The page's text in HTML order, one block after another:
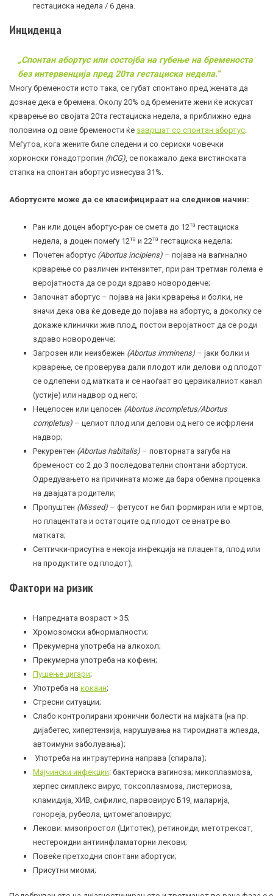
гестациска недела / 6 дена.
Инциденца
„Спонтан абортус или состојба на губење на бременоста
без интервенција пред 20та гестациска недела.“
Многу бремености исто така, се губат спонтано пред жената да
дознае дека е бремена. Околу 20% од бремените жени ќе искусат
крварење во својата 20та гестациска недела, а приближно една
половина од овие бремености ќе завршат со спонтан абортус.
Меѓутоа, кога жените биле следени и со сериски човечки
хорионски гонадотропин (hCG), се покажало дека вистинската
стапка на спонтан абортус изнесува 31%.
Абортусите може да се класифицираат на следниов начин:
Ран или доцен абортус-ран се смета до 12та гестациска
недела, а доцен помеѓу 12та и 22та гестациска недела;
Почетен абортус (Abortus incipiens) – појава на вагинално
крварење со различен интензитет, при ран третман голема е
веројатноста да се роди здраво новороденче;
Започнат абортус – појава на јаки крварења и болки, не
значи дека ова ќе доведе до појава на абортус, а доколку се
докаже клинички жив плод, постои веројатност да се роди
здраво новороденче;
Загрозен или неизбежен (Abortus imminens) – јаки болки и
крварење, се проверува дали плодот или делови од плодот
се одлепени од матката и се наоѓаат во цервикалниот канал
(устије) или надвор од него;
Нецелосен или целосен (Abortus incompletus/Abortus
completus) – целиот плод или делови од него се исфрлени
надвор;
Рекурентен (Abortus habitalis) – повторната загуба на
бременост со 2 до 3 последователни спонтани абортуси.
Одредувањето на причината може да бара обемна проценка
на двајцата родители;
Пропуштен (Missed) – фетусот не бил формиран или е мртов,
но плацентата и остатоците од плодот се внатре во
матката;
Септички-присутна е некоја инфекција на плацента, плод или
на продуктите од плодот);
Фактори на ризик
Напредната возраст > 35;
Хромозомски абнормалности;
Прекумерна употреба на алкохол;
Прекумерна употреба на кофеин;
Пушење цигари;
Употреба на кокаин;
Стресни ситуации;
Слабо контролирани хронични болести на мајката (на пр.
дијабетес , хипертензија, нарушувања на тироидната жлезда
автоимуни заболувања);
Употреба на интраутерина направа (спирала);
Мајчински инфекции: бактериска вагиноза; микоплазмоза,
херпес симплекс вирус, токсоплазмоза, листериоза,
кламидија, ХИВ, сифилис, парвовирус Б19, маларија,
гонореја, рубеола , цитомегаловирус;
Лекови: мизопростол (Цитотек), ретиноиди, метотрексат,
нестероидни антиинфламаторни лекови;
Повеќе претходни спонтани абортуси;
Присутни миоми;